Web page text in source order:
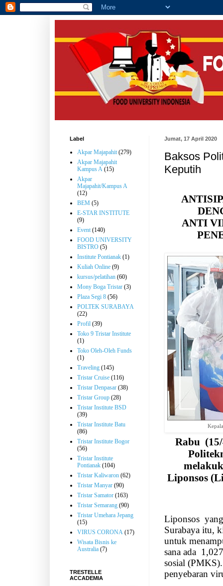
Jumat, 17 April 2020
Baksos
Keputih
ANTI
Rabu
Liponsos
Liponsos
Surabaya itu,
untuk
sana ada
sosial
penyebaran
Label
Akpar Majapahit (279)
Akpar Majapahit
Kampus A (15)
Akpar
Majapahit/Kampus A
(12)
BEM (5)
E-STAR INSTITUTE
(9)
Event (140)
FOOD UNIVERSITY
BISTRO (5)
Institute Pontianak (1)
Kuliah Online (9)
kursus/pelatihan (60)
Mony Boga Tristar (3)
Plaza Segi 8 (56)
POLTEK SURABAYA
(22)
Profil (39)
Toko 9 Tristar Institute
(1)
Toko Oleh-Oleh Funds
(1)
Traveling (145)
Tristar Cruise (116)
Tristar Denpasar (38)
Tristar Group (28)
Tristar Institute BSD
(39)
Tristar Institute Batu
(86)
Tristar Institute Bogor
(56)
Tristar Institute
Pontianak (104)
Tristar Kaliwaron (62)
Tristar Manyar (90)
Tristar Samator (163)
Tristar Semarang (90)
Tristar Umehara Jepang
(15)
VIRUS CORONA (17)
Wisata Bisnis ke
Australia (7)
TRESTELLE
ACCADEMIA